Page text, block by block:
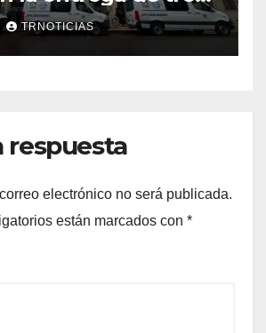
para
y Sagrada Familia
TRNOTICIAS
respuesta
electrónico no será publicada.
están marcados con *